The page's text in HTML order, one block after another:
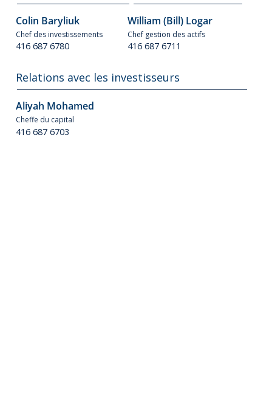
Colin Baryliuk
Chef des investissements
416 687 6780
William (Bill) Logar
Chef gestion des actifs
416 687 6711
Relations avec les investisseurs
Aliyah Mohamed
Cheffe du capital
416 687 6703